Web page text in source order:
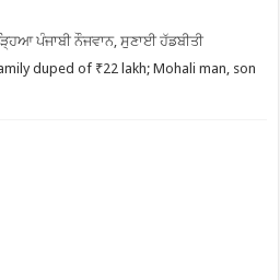
ਪੰਜਾਬੀ ਨੌਜਵਾਨ, ਸੁਣਾਈ ਹੱਡਬੀਤੀ
duped of ₹22 lakh; Mohali man, son